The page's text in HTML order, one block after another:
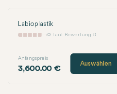
Labioplastik
0 Laut Bewertung 0
Anfangspreis
3,600.00 €
Auswählen